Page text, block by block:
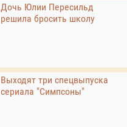
Дочь Юлии Пересильд
решила бросить школу
Выходят три спецвыпуска
сериала "Симпсоны"